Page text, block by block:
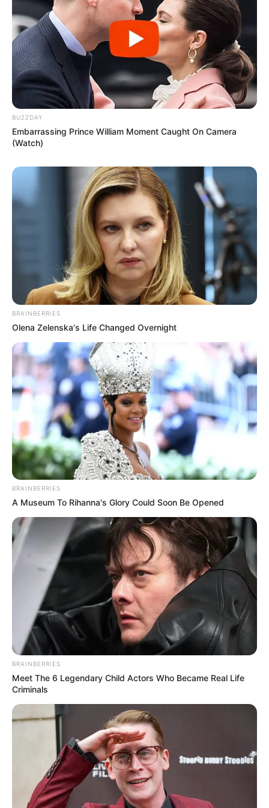
Essa cola é barata e fácil de encontrar.
É fácil de usar – possui um bico aplicador
que ajuda a dosar a quantidade de produto.
Por ser atóxica e lavável, pode ser usada por
crianças.
Desvantagens
grandes quantidades.
O bico aplicador costuma entupir com
facilidade.
Não é recomendada para uso profissional.
2. Cola Branca Extra
Foto: Ateliê Jordana Carvalho | Fonte:Revista Artesanato
Essa cola, assim como a escolar, também é
lavável e atóxica. A diferença é que, além de ser
indicada para projetos domésticos, acola branca
extratambém atende ao mercado profissional, e
pode ser usada para fazer desde amassa de
biscuit
até projetos dedecoupage
encadernação artesanal– como cadernos
álbuns com
capa dura.
Essa cola é indicada para colar papel e para fazer
a massa de biscuit
, mas também pode ser usada
porosos. Na
encadernação artesanal
é muito utilizado, principalmente na elaboração
cadernose de álbuns comcapa dura
Vantagens
Pode ser utilizada para impermeabilizar
BUZZDAY
Embarrassing Prince William Moment Caught On Camera
(Watch)
BRAINBERRIES
Olena Zelenska's Life Changed Overnight
BRAINBERRIES
A Museum To Rihanna's Glory Could Soon Be Opened
BRAINBERRIES
Meet The 6 Legendary Child Actors Who Became Real Life
Criminals